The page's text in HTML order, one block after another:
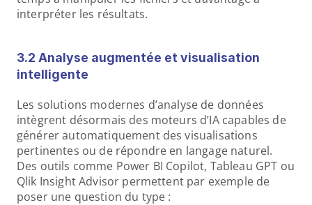
interpréter les résultats.
3.2 Analyse augmentée et visualisation
intelligente
Les solutions modernes d’analyse de données
intègrent désormais des moteurs d’IA capables de
générer automatiquement des visualisations
pertinentes ou de répondre en langage naturel.
Des outils comme Power BI Copilot, Tableau GPT ou
Qlik Insight Advisor permettent par exemple de
poser une question du type :